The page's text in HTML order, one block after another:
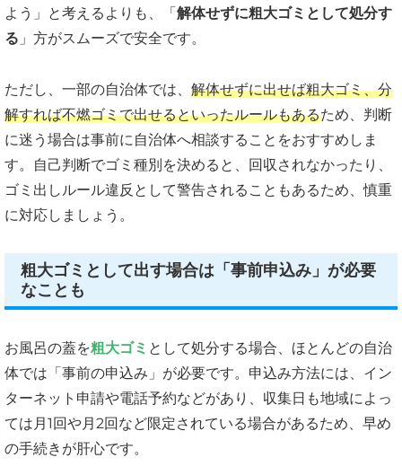
よう」と考えるよりも、「解体せずに粗大ゴミとして処分す
る 」方がスムーズで安全です。
ただし、一部の自治体では、 解体せずに出せば粗大ゴミ、分
解すれば不燃ゴミで出せるといったルールもあるため、判断
に迷う場合は事前に自治体へ相談することをおすすめしま
す。自己判断でゴミ種別を決めると、回収されなかったり、
ゴミ出しルール違反として警告されることもあるため、慎重
に対応しましょう。
粗大ゴミとして出す場合は「事前申込み」が必要
なことも
お風呂の蓋を粗大ゴミ として処分する場合、ほとんどの自治
体では「事前の申込み」が必要です。申込み方法には、イン
ターネット申請や電話予約などがあり、収集日も地域によっ
ては月1回や月2回など限定されている場合があるため、早め
の手続きが肝心です。